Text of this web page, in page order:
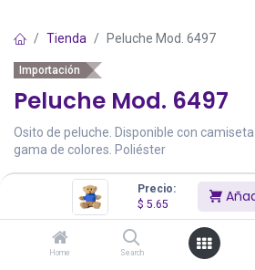
Precio:
$ 5.65
Home Search
Tienda Peluche Mod. 6497
Importación
Peluche Mod. 6497
Osito de peluche. Disponible con
gama de colores. Poliéster
Precios incluyen IVA
Existencias Totales:0